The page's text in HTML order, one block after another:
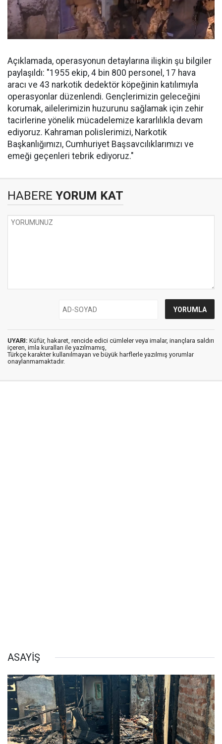
Açıklamada, operasyonun detaylarına ilişkin şu bilgiler
paylaşıldı: "1955 ekip, 4 bin 800 personel, 17 hava
aracı ve 43 narkotik dedektör köpeğinin katılımıyla
operasyonlar düzenlendi. Gençlerimizin geleceğini
korumak, ailelerimizin huzurunu sağlamak için zehir
tacirlerine yönelik mücadelemize kararlılıkla devam
ediyoruz. Kahraman polislerimizi, Narkotik
Başkanlığımızı, Cumhuriyet Başsavcılıklarımızı ve
emeği geçenleri tebrik ediyoruz."
HABERE YORUM KAT
UYARI: Küfür, hakaret, rencide edici cümleler veya imalar, inançlara saldırı
içeren, imla kuralları ile yazılmamış,
Türkçe karakter kullanılmayan ve büyük harflerle yazılmış yorumlar
onaylanmamaktadır.
ASAYİŞ